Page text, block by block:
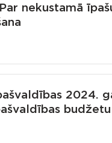
nekustamā
2024.